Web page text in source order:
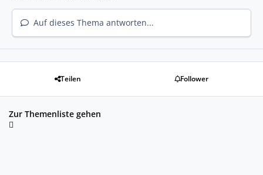
Auf dieses Thema antworten...
Teilen Follower
Zur Themenliste gehen